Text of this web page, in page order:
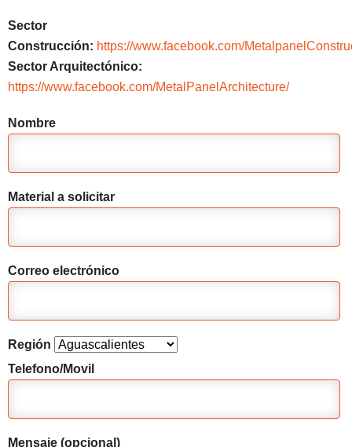
Sector
Construcción: https://www.facebook.com/
Sector Arquitectónico:
https://www.facebook.com/MetalPanelArchitecture/
Nombre
Material a solicitar
Correo electrónico
Región
Telefono/Movil
Mensaje (opcional)